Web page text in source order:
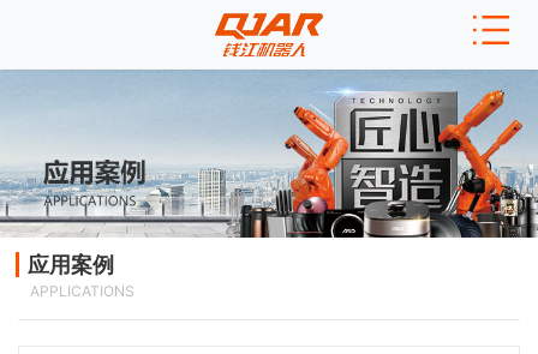
应用案例
APPLICATIONS